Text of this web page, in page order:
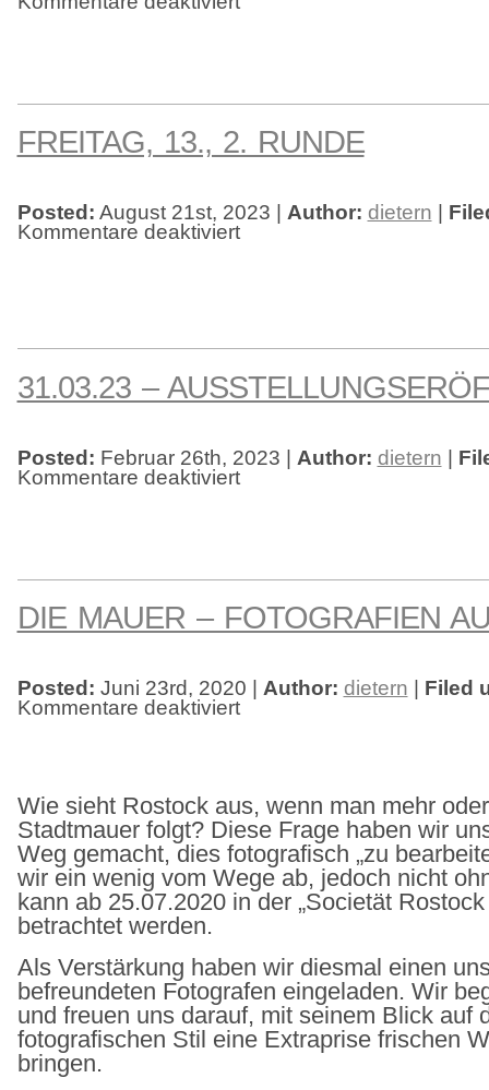
Ohne
FREITAG, 13., 2. RUNDE
Posted: August 21st, 2023 | Author: dietern
Kommentare deaktiviertfür
Freitag,
31.03.23 –
Posted: Februar 26th, 2023 | Author: dietern |
Kommentare deaktiviertfür
31.03.23
DIE MAUER – FOTOGRAFIEN
Posted: Juni 23rd, 2020 | Author: dietern
Filed
Kommentare deaktiviertfür
die
Wie sieht Rostock aus, wenn man mehr
Stadtmauer folgt? Diese Frage haben wir
Weg gemacht, dies fotografisch „zu
wir ein wenig vom Wege ab, jedoch nicht
kann ab 25.07.2020 in der „Societät
betrachtet werden.
Als Verstärkung haben wir diesmal einen
befreundeten Fotografen eingeladen. Wir
und freuen uns darauf, mit seinem Blick auf
fotografischen Stil eine Extraprise frischen
bringen.